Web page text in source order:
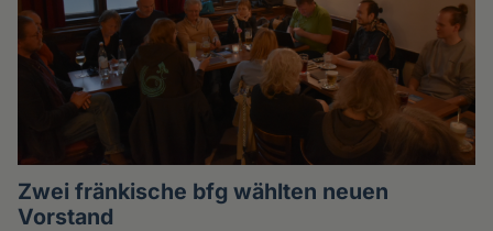
Zwei fränkische bfg wählten neuen
Vorstand